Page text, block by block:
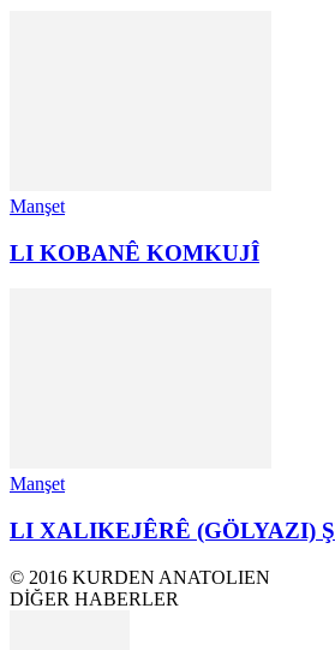
Manşet
LI KOBANÊ KOMKUJÎ
Manşet
LI XALIKEJÊRÊ (GÖLYAZI)
© 2016 KURDEN ANATOLIEN
DİĞER HABERLER